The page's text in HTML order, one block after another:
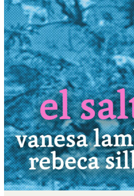
Escriben & participan
Actualidad y sociedad
Educación
Literatura
Filosofía